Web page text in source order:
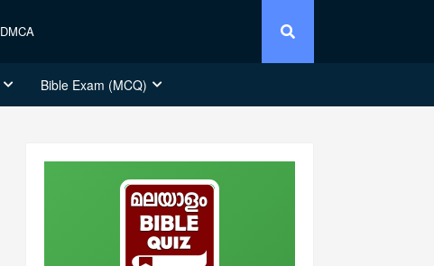
DMCA
Bible Exam (MCQ)